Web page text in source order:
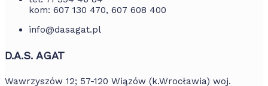
kom: 607 130 470, 607 608 400
info@dasagat.pl
D.A.S. AGAT
Wawrzyszów 12; 57-120 Wiązów (k.Wrocławia) woj.